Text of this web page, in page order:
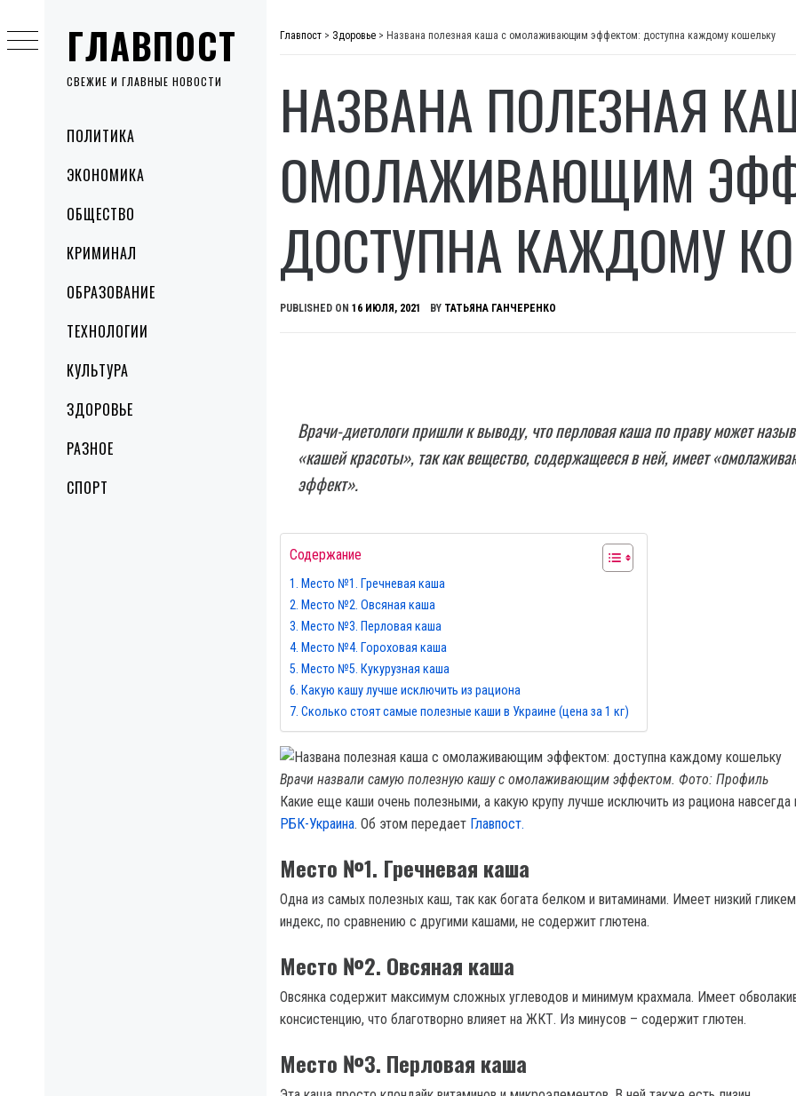
ГЛАВПОСТ
СВЕЖИЕ И ГЛАВНЫЕ НОВОСТИ
MenuПОЛИТИКА
ЭКОНОМИКА
ОБЩЕСТВО
КРИМИНАЛ
ОБРАЗОВАНИЕ
ТЕХНОЛОГИИ
КУЛЬТУРА
ЗДОРОВЬЕ
РАЗНОЕ
СПОРТ
to
content
Главпост > Здоровье > Названа полезная каша с омолаживающим эффектом: доступна каждому кошельку
НАЗВАНА ПОЛЕЗНАЯ
ОМОЛАЖИВАЮЩИМ
ДОСТУПНА КАЖДОМУ
PUBLISHED ON 16 ИЮЛЯ, 2021 BY ТАТЬЯНА ГАНЧЕРЕНКО
Врачи-диетологи пришли к выводу, что перловая каша по праву может
«кашей красоты», так как вещество, содержащееся в ней, имеет
эффект».
Содержание
Место №1. Гречневая каша
Место №2. Овсяная каша
Место №3. Перловая каша
Место №4. Гороховая каша
Место №5. Кукурузная каша
Какую кашу лучше исключить из рациона
Сколько стоят самые полезные каши в Украине (цена за 1 кг)
Врачи назвали самую полезную кашу с омолаживающим эффектом. Фото: Профиль
Какие еще каши очень полезными, а какую крупу лучше исключить из рациона навсегда
РБК-Украина. Об этом передает Главпост.
Место №1. Гречневая каша
Одна из самых полезных каш, так как богата белком и витаминами. Имеет низкий
индекс, по сравнению с другими кашами, не содержит глютена.
Место №2. Овсяная каша
Овсянка содержит максимум сложных углеводов и минимум крахмала. Имеет
консистенцию, что благотворно влияет на ЖКТ. Из минусов – содержит глютен.
Место №3. Перловая каша